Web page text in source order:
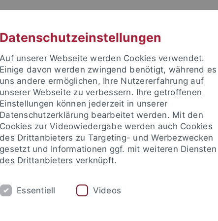
LEHRSTÜHLE UND PERSONEN
Datenschutzeinstellungen
Auf unserer Webseite werden Cookies verwendet.
Einige davon werden zwingend benötigt, während es
uns andere ermöglichen, Ihre Nutzererfahrung auf
unserer Webseite zu verbessern. Ihre getroffenen
Einstellungen können jederzeit in unserer
Datenschutzerklärung bearbeitet werden. Mit den
Cookies zur Videowiedergabe werden auch Cookies
des Drittanbieters zu Targeting- und Werbezwecken
gesetzt und Informationen ggf. mit weiteren Diensten
des Drittanbieters verknüpft.
Essentiell Videos